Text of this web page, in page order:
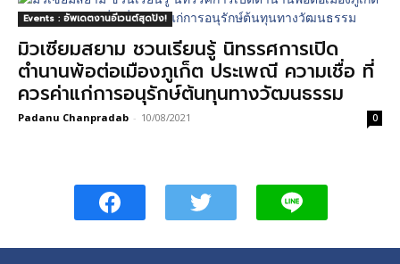
Events : อัพเดตงานอีเวนต์สุดปัง!
มิวเซียมสยาม ชวนเรียนรู้ นิทรรศการเปิด
ตำนานพ้อต่อเมืองภูเก็ต ประเพณี ความเชื่อ ที่
ควรค่าแก่การอนุรักษ์ต้นทุนทางวัฒนธรรม
Padanu Chanpradab - 10/08/2021 0